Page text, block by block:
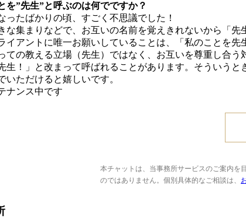
を”先生”と呼ぶのは何でですか？
ったばかりの頃、すごく不思議でした！
な集まりなどで、お互いの名前を覚えきれないから「
イアントに唯一お願いしていることは、「私のことを先
ての教える立場（先生）ではなく、お互いを尊重し合う
生！」と改まって呼ばれることがあります。そういうと
ただけると嬉しいです。
ナンス中です
本チャットは、当事務所サービスのご案内を
のではありません。個別具体的なご相談は、